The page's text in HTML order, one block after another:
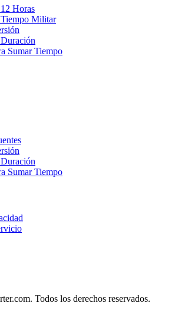
Horas
Militar
Sumar Tiempo
Sumar Tiempo
Todos los derechos reservados.